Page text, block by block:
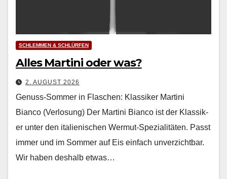
SCHLEMMEN & SCHLÜRFEN
Alles Martini oder was?
2. AUGUST 2026
Genuss-Sommer in Flaschen: Klassiker Martini
Bianco (Verlosung) Der Mar­ti­ni Bian­co ist der Klas­sik­
er unter den ital­ienis­chen Wer­mut-Spezial­itäten. Passt
immer und im Som­mer auf Eis ein­fach unverzicht­bar.
Wir haben deshalb etwas…